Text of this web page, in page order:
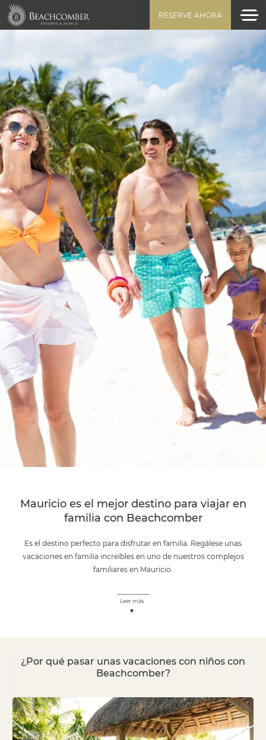
RESERVE AHORA
Mauricio es el mejor destino para viajar en
familia con Beachcomber
Es el destino perfecto para disfrutar en familia. Regálese unas
vacaciones en familia increíbles en uno de nuestros complejos
familiares en Mauricio.
Leer más
¿Por qué pasar unas vacaciones con niños con
Beachcomber?